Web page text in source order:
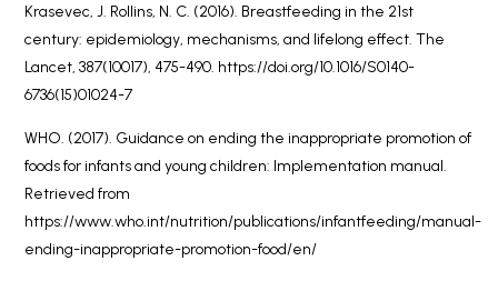
Krasevec, J. Rollins, N. C. (2016). Breastfeeding in the 21st
century: epidemiology, mechanisms, and lifelong effect. The
Lancet, 387(10017), 475-490. https://doi.org/10.1016/S0140-
6736(15)01024-7
WHO. (2017). Guidance on ending the inappropriate promotion of
foods for infants and young children: Implementation manual.
Retrieved from
https://www.who.int/nutrition/publications/infantfeeding/manual-
ending-inappropriate-promotion-food/en/